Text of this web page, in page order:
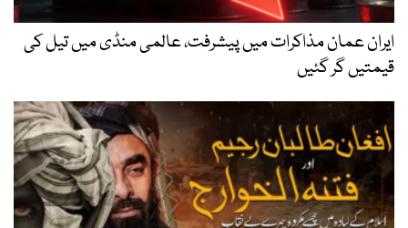
ایران عمان مذاکرات میں پیشرفت، عالمی منڈی میں تیل کی
قیمتیں گر گئیں